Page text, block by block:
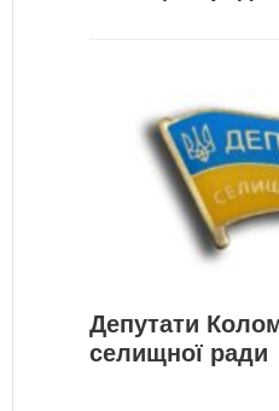
Депутати
селищної ради